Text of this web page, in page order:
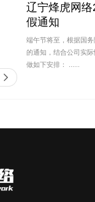
辽宁烽虎网
假通知
端午节将至，根据国
的通知，结合公司实
做如下安排： ......
辽宁做手机网
的特色
在互联网时代，做网站
则，如果网站出现问
站......
辽宁建一个
建一个网站一年多少